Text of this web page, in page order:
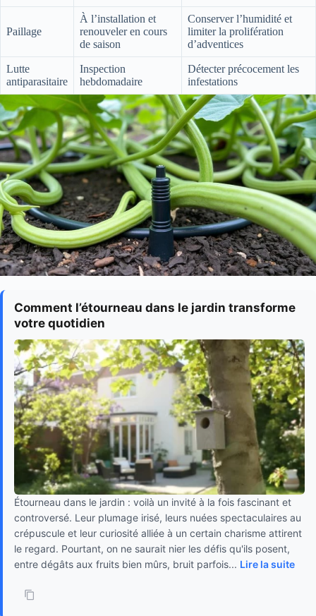
Paillage
À l’installation et
renouveler en cours
de saison
Conserver l’humidité et
limiter la prolifération
d’adventices
Lutte
antiparasitaire
Inspection
hebdomadaire
Détecter précocement les
infestations
Comment l’étourneau dans le jardin transforme
votre quotidien
Étourneau dans le jardin : voilà un invité à la fois fascinant et
controversé. Leur plumage irisé, leurs nuées spectaculaires au
crépuscule et leur curiosité alliée à un certain charisme attirent
le regard. Pourtant, on ne saurait nier les défis qu'ils posent,
entre dégâts aux fruits bien mûrs, bruit parfois... Lire la suite